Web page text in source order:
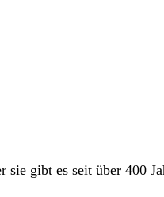
sie gibt es seit über 400